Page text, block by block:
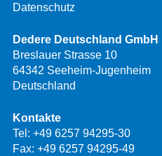
Datenschutz
Dedere Deutschland GmbH
Breslauer Strasse 10
64342 Seeheim-Jugenheim
Deutschland
Kontakte
Tel: +49 6257 94295-30
Fax: +49 6257 94295-49